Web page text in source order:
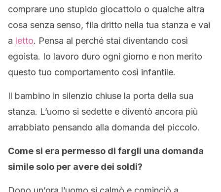
comprare uno stupido giocattolo o qualche altra
cosa senza senso, fila dritto nella tua stanza e vai
a letto. Pensa al perché stai diventando così
egoista. Io lavoro duro ogni giorno e non merito
questo tuo comportamento così infantile.
Il bambino in silenzio chiuse la porta della sua
stanza. L’uomo si sedette e diventò ancora più
arrabbiato pensando alla domanda del piccolo.
Come si era permesso di fargli una domanda
simile solo per avere dei soldi?